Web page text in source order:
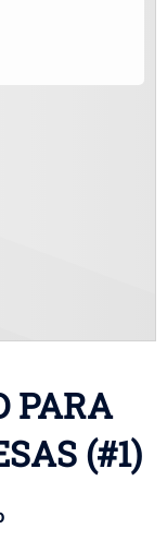
PARA
(#1)